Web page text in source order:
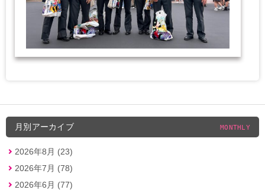
月別アーカイブ MONTHLY
2026年8月 (23)
2026年7月 (78)
2026年6月 (77)